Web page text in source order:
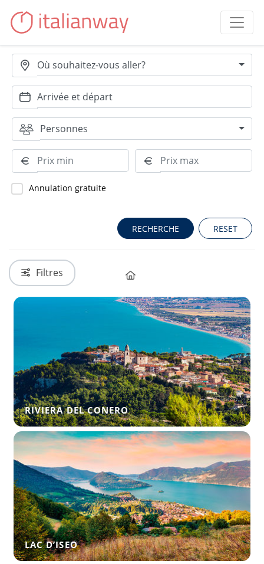
Où souhaitez-vous aller?
Personnes
Annulation gratuite
RESET
Filtres
RIVIERA DEL CONERO
LAC D’ISEO